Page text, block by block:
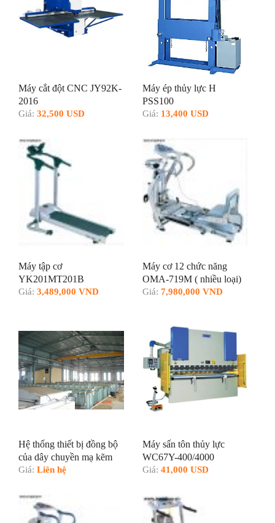
Máy cắt đột CNC JY92K-
2016
Giá: 32,500 USD
Máy ép thủy lực H
PSS100
Giá: 13,400 USD
Máy tập cơ
YK201MT201B
Giá: 3,489,000 VND
Máy cơ 12 chức năng
OMA-719M ( nhiều loại)
Giá: 7,980,000 VND
Hệ thống thiết bị đồng bộ
của dây chuyền mạ kẽm
nhúng nóng
Giá: Liên hệ
Máy sấn tôn thủy lực
WC67Y-400/4000
Giá: 41,000 USD